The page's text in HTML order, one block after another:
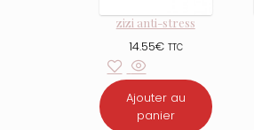
zizi anti-stress
14.55€ TTC
Ajouter au
panier